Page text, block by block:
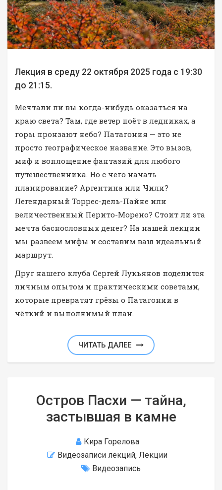
Лекция в среду 22 октября 2025 года с 19:30
до 21:15.
Мечтали ли вы когда-нибудь оказаться на
краю света? Там, где ветер поёт в ледниках, а
горы пронзают небо? Патагония — это не
просто географическое название. Это вызов,
миф и воплощение фантазий для любого
путешественника. Но с чего начать
планирование? Аргентина или Чили?
Легендарный Торрес-дель-Пайне или
величественный Перито-Морено? Стоит ли эта
мечта баснословных денег? На нашей лекции
мы развеем мифы и составим ваш идеальный
маршрут.
Друг нашего клуба Сергей Лукьянов поделится
личным опытом и практическими советами,
которые превратят грёзы о Патагонии в
чёткий и выполнимый план.
ЧИТАТЬ ДАЛЕЕ
Остров Пасхи — тайна,
застывшая в камне
Кира Горелова
Видеозаписи лекций, Лекции
Видеозапись